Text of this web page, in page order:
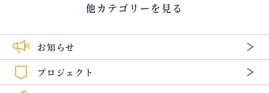
他カテゴリーを見る
お知らせ
プロジェクト